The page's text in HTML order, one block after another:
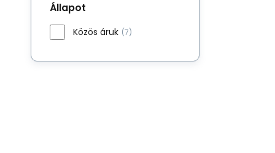
Állapot
Közös áruk (7)